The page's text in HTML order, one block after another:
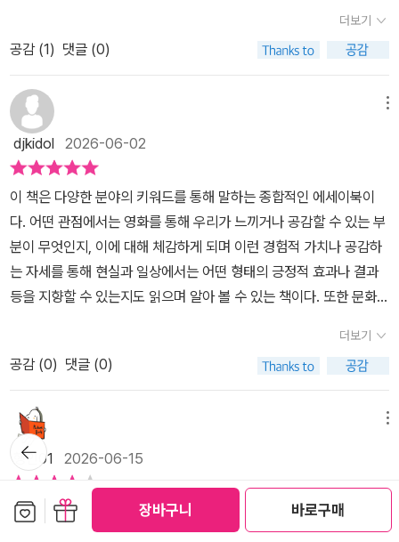
장바구니 바로구매
기가 나온다. 그릇 하나만 사용하면 껍질이 들어갔을때 골라내기 어
렵다는 이유였다. 달걀을 어떻게 깨는가 논하는 사소함이 가족의 유
대를, 한 문화의 식생활을 보여주고, 어떨 땐 다른 설명이 필요없는 감
정도 담아낸다. 좋게 말하면 먹는 것에 진심이고 달리 말하면 과몰입
한 저자가 가장 불쾌한 감정을 크게 드러낸 것 중 하나가 <황해>에
서 하정우의 먹방을 이야기하며 '돌연 닭다리 100개 먹기'는 스턴트
일 뿐, 먹방이 아니다(21)고 단언하는 부분이었다. 먹방에 대한 추구
미가 처절하리만큼 단호해 당황스러웠는데 즐길 수 없을 만큼 과하
게 지나치게 먹는 것을 경계한다는 의도로 생각해보면 이해가 되
는 면이 있었다. 다른 하나는 휴게소 커피(204)를 통해 관계의 불행
까지 예감한 <화차>다. 휴게소 음식들 대부분이 비슷비슷하고 또 맛
있다고 이름 난 곳들도 그리 특별하지 않다는 것은 인정하지만, 휴게
소를 들리면 꼭 커피 한 잔은 사는 편이라 휴게소 커피가 '맛없음의 새
로운 심연을 활짝 열(206)' 정도란 말인가 놀라웠다. 이것도 생각해
되지 않았나 참작되는 구석이 있었다. 이런 에피소드들 때문에 저자
가 얼마나 음식에 진심인지 느껴질 때면 질리면서 재밌다. 있을 것 같
은데 의외로 없었던 음식도 있다. 바로, 짜장면. 한국 영화에 단골처
럼 나오는 음식이라 <기생충>을 통해 유행했던 '채끝짜파구리'나 <
김씨 표류기<2009)>같은 영화를 다루며 나올 법 하다고 예상했는
데 의외로 등장하지 못했다. <피그>를 이야기할 때 트러플오일을 넣
아남은 구남이 고향을 앞에 두고 죽어야만 했는지, 그에게 몰입한 나
머지 받아들이지 못할 뿐이다. 중국으로 향하는 먼 뱃길, 무엇보다 허
기에 지쳐 결국 굴복해버린 건 아닐까. 그러고 보니 배를 탄 이후로 그
가 무엇을 먹었는지 영화는 보여주지 않는다. - page 21​처절한 대서
사적 먹방을 보여주었던 구남.그의 마지막 식사는 무엇이었을까...괜
스레 가슴이 찡하면서 궁금해졌습니다.​그리고 영화 <신세계>를 또
다른 시선으로 해석했던...​'먹어, 먹어. 여기 송아지 고기 아주 연하고
좋아. 게다가 이거, 한우야 한우.'​이중구(박성웅 분)가 넉살 좋은 미소
를 지으며 수하에게 음식을 권한다는데...저자는 이 장면을 보며 눈살
을 찌푸렸다고 합니다.아니, 왜...?​송아지 고기라고? 그것도 한우라
고? 송아지 고기를 먹는 행태도 바람직하지 않지만 한우로는 구하려
야 구할 수도 없다. 한우는커녕 육우조차도 송아지 고기는 식용으로
나오는데 모두 호주산이다. 어차피 허구니까 상관없거나, 실제로 한
우 송아지 스테이크가 존재할 수도 있다고 치자. 스테이크의 초라한
풍모는 이중구가 발산하는 허세와는 격이 전혀 맞지 않는다. - page
133​여기서 한 발자국 더 나아가 저자는 이렇게 이야기하는데...​'죽기
좋은 날이군.'위스키 한잔을 끝으로 이중구는 처참하게 죽음을 맞이한
다. 어떤 후폭풍이 닥칠지 뻔히 알면서 미련하게 '칼춤'을 춘 대가를
치른 셈이지만 나는 좀 다르게 생각했다. 이중구는 송아지 스테이크
를 탐욕해 벌을 받은 것이다. 말이 안 된다고? 너무 가혹하다고? 그래
감자를 통해 저자는 단순한 '먹방'이 주는 쾌감을 넘어 생존을 향한 인
간의 처절한 본능과 억눌린 감정을 묵직하게 풀어냅니다. 책을 읽으
도 절박했던 식사 장면들이 생생하게 떠올라 새삼 가슴이 먹먹해졌습
니다. 이어지는 <공동경비구역 JSA>의 이야기는 무거운 분위기를
유쾌하게 환기시킵니다. 극 중 중요한 매개체인 초코파이가 사실은
미국 '문파이(Moon Pie)'의 손자뻘이라는 저자의 역사적 고증은 제
눈길을 단번에 사로잡았습니다. 원조를 뛰어넘어 '청출어람'의 아이콘
이 된 초코파이의 서사를 읽으며, 익숙한 음식이 영화 속에서 얼마나
큰 상징성을 지니는지 다시금 깨닫게 되었습니다.2부: 권력과 기만,
음식에 숨겨진 계급의 민낯 메인 디쉬로 넘어가는 듯한 2부에서는 아
주 신선한 충격을 받았습니다. 코엔 형제의 명작 <노인을 위한 나라
가 고요히 우유를 마시는 그 섬뜩한 이질감을 시각적으로만 받아들였
지, 실제 이 영화를 보면서 '우유'라는 오브제가 지닌 기만과 권력의
상징성에 대해서는 깊이 생각해 보지 못했기 때문입니다.더불어 봉준
호 감독의 작품 세계를 관통하는 음식 이야기는 단연 백미입니다. <
설국열차>, <기생충>, 그리고 <미키 17>에 이르기까지, 음식이라는
계급적 기호를 통해 권력의 구조와 갈등 해소의 과정을 서술하는 저
자의 통찰력은 날카로우면서도 우아합니다. 저자의 글을 따라가다 보
니 당장 스크린을 켜고 영화를 다시 보고 싶다는 강렬한 충동에 사로
잡혔습니다. 영화 속 음식들을 다시금 샅샅이 살펴보고, 저자의 예리
를 밀어 올리는지를 차근차근 짚는다.그래서 읽다 보면 영화는 이야
기의 연속만이 아니라감각의 구조라는 사실이 선명해진다.무엇보다
인상적인 것은 해석의 태도다. 거창한 이론을 앞세우기보다 장면을
오래 바라보고, 그 안에 담긴 의미를 조용히 끌어올린다.음식은 배경
소품으로 소비되기 쉽지만, 이 책은 음식이야말로 가장 직접적으로
욕망을 드러내는 장치라고 말하는 듯하다.한 끼의 식사, 한 번의 건배,
한 접시의 요리가 장면 전체의 온도를 바꾸기도 한다.책을 읽는 동안
영화 속 식사는 단순한 끼니가 아니다. 누군가에게는 생존 문제이고,
누군가에게는 체면 문제이며, 또 누군가에게는 사랑과 상실을 드러내
는 언어가 된다.같은 음식도 어떤 인물이, 어떤 표정으로, 어떤 침묵
속에서 먹느냐에 따라 전혀 다른 의미를 갖는다.저자는 이런 차이를
예민하게 포착하고, 독자가 장면의 결을 다시 더듬어 보게 만든다.이
책의 장점은 영화에 대해 많이 아는 사람만 읽는 비평이 아니라는 데
있다.문장은 비교적 담백하고, 설명은 친절하다. 그래서 영화 비평에
래 보고, 장면의 디테일을 좋아하는 독자에게는더 깊은 재미를 준다.
익숙한 작품도 이 책을 통하면 새로운 표정으로 돌아온다.음식과 영
화가 공통으로 가진 속성이 있다. 둘 다 시간을 담는다. 영화는 장면의
시간을, 음식은 삶의 시간을 담는다. 한 끼를 기억하면 어떤 계절이떠
오르고, 한 장면을 기억하면 어떤 감정이 되살아난다.<필름 위의 만
찬>은 그 기억의 구조를 섬세하게 연결한다. 그래서 읽고 나면 영화
더보기
공감 (1) 댓글 (0)
djkidol 2026-06-02
이 책은 다양한 분야의 키워드를 통해 말하는 종합적인 에세이북이
다. 어떤 관점에서는 영화를 통해 우리가 느끼거나 공감할 수 있는 부
분이 무엇인지, 이에 대해 체감하게 되며 이런 경험적 가치나 공감하
는 자세를 통해 현실과 일상에서는 어떤 형태의 긍정적 효과나 결과
등을 지향할 수 있는지도 읽으며 알아 볼 수 있는 책이다. 또한 문화
무형의 가치나 결과 등이 무엇인지도 체감해 볼 수 있어서 개인마다
원하는 형태로의 학습이나 적용, 모두가 가능한 책이다.​<필름 위의
만찬> 요즘처럼 우리 문화의 높아진 위상이나 한류의 확산 등으로 인
해 다양한 분야에서의 선순환적 효과나 결과 등을 쉽게 체감하는 현
실일수록 해당 분야에 대한 꾸준한 관리나 공감대 형성, 배워야 하는
부분이 있다면 적극적으로 배워나가는 자세나 마인드 등이 필요할 것
이다. 이 책도 어떤 관점에서는 이런 본질적 현상이나 현실적인 요인
등에 대해 더 쉽게 체감할 수 있는 책이며 다른 관점에서 보더라도 같
더보기
공감 (0) 댓글 (0)
행인01 2026-06-15
처음 읽는 작가라고 생각했는데 아니었다.그의 책을 검색하니 오래
전 읽었던 책 한 권이 눈에 들어온다.<냉면의 품격>이란 책이었는데
뒤로가
기